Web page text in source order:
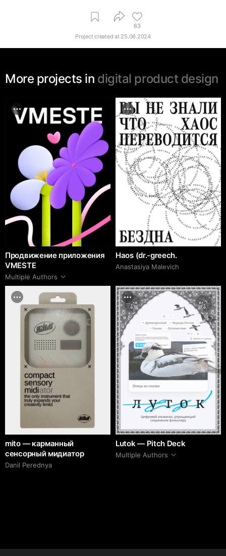
63
Project created at 25.06.2024
More projects in digital product design
Продвижение приложения
VMESTE
Multiple Authors
Haos (dr.-greech.
Anastasiya Malevich
mito — карманный
сенсорный мидиатор
Danil Perednya
Lutok — Pitch Deck
Multiple Authors